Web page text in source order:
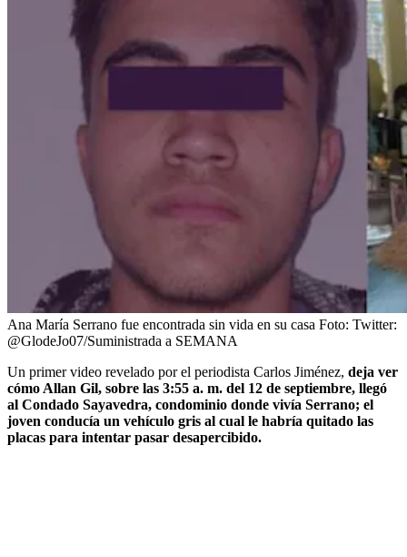
Ana María Serrano fue encontrada sin vida en su casa Foto: Twitter:
@GlodeJo07/Suministrada a SEMANA
Un primer video revelado por el periodista Carlos Jiménez, deja ver
cómo Allan Gil, sobre las 3:55 a. m. del 12 de septiembre, llegó
al Condado Sayavedra, condominio donde vivía Serrano; el
joven conducía un vehículo gris al cual le habría quitado las
placas para intentar pasar desapercibido.